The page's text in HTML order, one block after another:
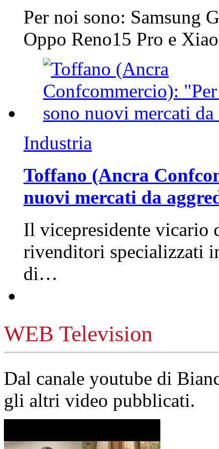
Per noi sono: Samsung
Oppo Reno15 Pro e
Industria
Toffano (Ancra
nuovi mercati da
Il vicepresidente vicario
rivenditori specializzati
di…
WEB Television
Dal canale youtube di
gli altri video pubblicati.